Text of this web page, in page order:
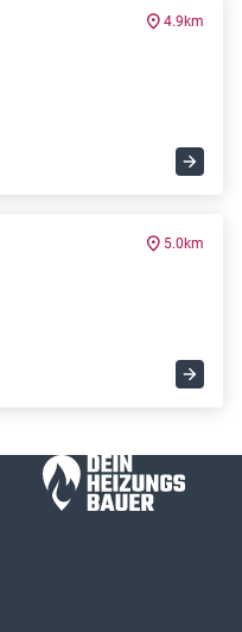
4.9km
5.0km